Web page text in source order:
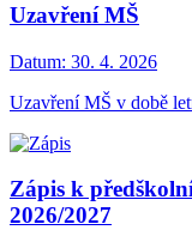
Uzavření MŠ
Datum: 30. 4. 2026
Uzavření MŠ v době
Zápis k
2026/2027